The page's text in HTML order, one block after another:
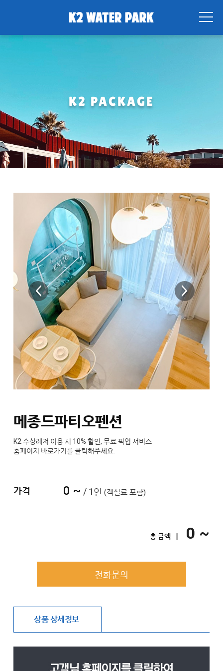
K2 PACKAGE
메종드파티오펜션
K2 수상레저 이용 시 10% 할인, 무료 픽업 서비스
홈페이지 바로가기를 클릭해주세요.
가격 0 ~ / 1인(객실료 포함)
총 금액 ㅣ 0 ~
전화문의
상품 상세정보